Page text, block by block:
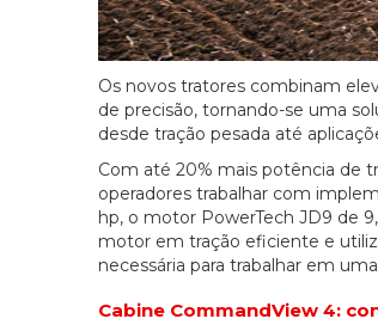
Os novos tratores combinam
de precisão, tornando-se uma
desde tração pesada até
Com até 20% mais potência de
operadores trabalhar com
hp, o motor PowerTech JD9 de
motor em tração eficiente e
necessária para trabalhar em
Cabine CommandView 4: